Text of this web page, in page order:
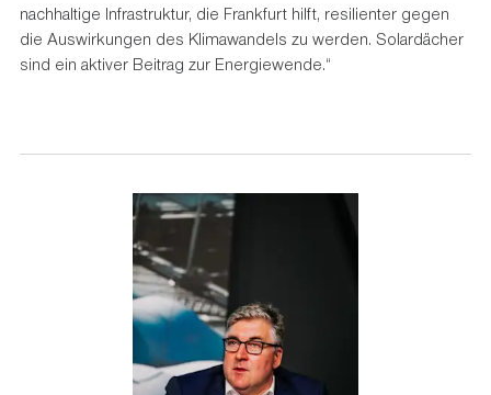
nachhaltige Infrastruktur, die Frankfurt hilft, resilienter gegen
die Auswirkungen des Klimawandels zu werden. Solardächer
sind ein aktiver Beitrag zur Energiewende.“